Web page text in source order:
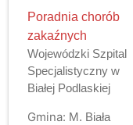
Poradnia chorób
zakaźnych
Wojewódzki Szpital
Specjalistyczny w
Białej Podlaskiej
Gmina: M. Biała